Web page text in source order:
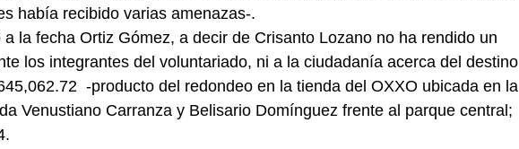
había recibido varias amenazas-.
la fecha Ortiz Gómez, a decir de Crisanto Lozano no ha rendido un
los integrantes del voluntariado, ni a la ciudadanía acerca del destino
-producto del redondeo en la tienda del OXXO ubicada en la
Venustiano Carranza y Belisario Domínguez frente al parque central;